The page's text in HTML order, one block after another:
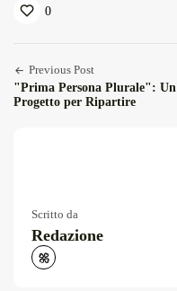
0
Previous Post
"Prima Persona Plurale": Un
Progetto per Ripartire
Scritto da
Redazione